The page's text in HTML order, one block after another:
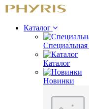
Каталог
Специальная
Каталог
Новинки